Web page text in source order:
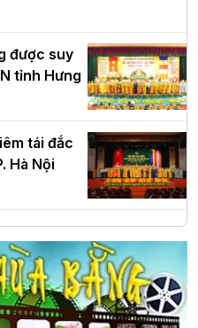
được suy
tỉnh Hưng
tái đắc
Hà Nội
xây
giáo Thủ